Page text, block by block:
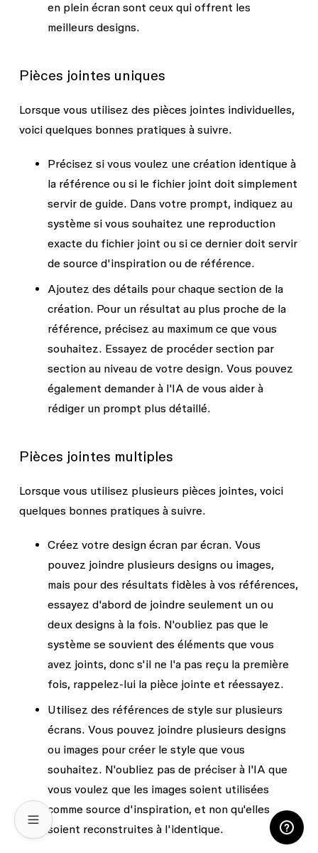
en plein écran sont ceux qui offrent les
meilleurs designs.
Pièces jointes uniques
Lorsque vous utilisez des pièces jointes individuelles,
voici quelques bonnes pratiques à suivre.
Précisez si vous voulez une création identique à
la référence ou si le fichier joint doit simplement
servir de guide. Dans votre prompt, indiquez au
système si vous souhaitez une reproduction
exacte du fichier joint ou si ce dernier doit servir
de source d'inspiration ou de référence.
Ajoutez des détails pour chaque section de la
création. Pour un résultat au plus proche de la
référence, précisez au maximum ce que vous
souhaitez. Essayez de procéder section par
section au niveau de votre design. Vous pouvez
également demander à l'IA de vous aider à
rédiger un prompt plus détaillé.
Pièces jointes multiples
Lorsque vous utilisez plusieurs pièces jointes, voici
quelques bonnes pratiques à suivre.
Créez votre design écran par écran. Vous
pouvez joindre plusieurs designs ou images,
mais pour des résultats fidèles à vos références,
essayez d'abord de joindre seulement un ou
deux designs à la fois. N'oubliez pas que le
système se souvient des éléments que vous
avez joints, donc s'il ne l'a pas reçu la première
fois, rappelez-lui la pièce jointe et réessayez.
Utilisez des références de style sur plusieurs
écrans. Vous pouvez joindre plusieurs designs
ou images pour créer le style que vous
souhaitez. N'oubliez pas de préciser à l'IA que
vous voulez que les images soient utilisées
comme source d'inspiration, et non qu'elles
soient reconstruites à l'identique.